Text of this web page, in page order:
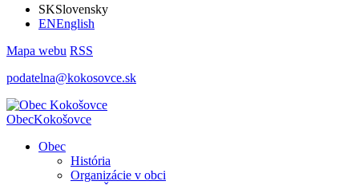
SKSlovensky
ENEnglish
Mapa webu RSS
podatelna@kokosovce.sk
ObecKokošovce
Obec
História
Organizácie v obci